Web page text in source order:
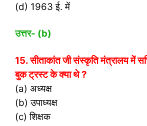
(d) 1963 ई. में
उत्तर- (b)
15. सीताकांत जी संस्कृति मंत्रालय में
बुक ट्रस्ट के क्या थे ?
(a) अध्यक्ष
(b) उपाध्यक्ष
(c) शिक्षक